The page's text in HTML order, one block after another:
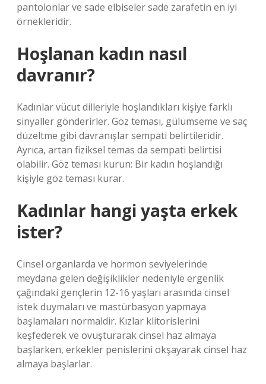
pantolonlar ve sade elbiseler sade zarafetin en iyi
örnekleridir.
Hoşlanan kadın nasıl
davranır?
Kadınlar vücut dilleriyle hoşlandıkları kişiye farklı
sinyaller gönderirler. Göz teması, gülümseme ve saç
düzeltme gibi davranışlar sempati belirtileridir.
Ayrıca, artan fiziksel temas da sempati belirtisi
olabilir. Göz teması kurun: Bir kadın hoşlandığı
kişiyle göz teması kurar.
Kadınlar hangi yaşta erkek
ister?
Cinsel organlarda ve hormon seviyelerinde
meydana gelen değişiklikler nedeniyle ergenlik
çağındaki gençlerin 12-16 yaşları arasında cinsel
istek duymaları ve mastürbasyon yapmaya
başlamaları normaldir. Kızlar klitorislerini
keşfederek ve ovuşturarak cinsel haz almaya
başlarken, erkekler penislerini okşayarak cinsel haz
almaya başlarlar.